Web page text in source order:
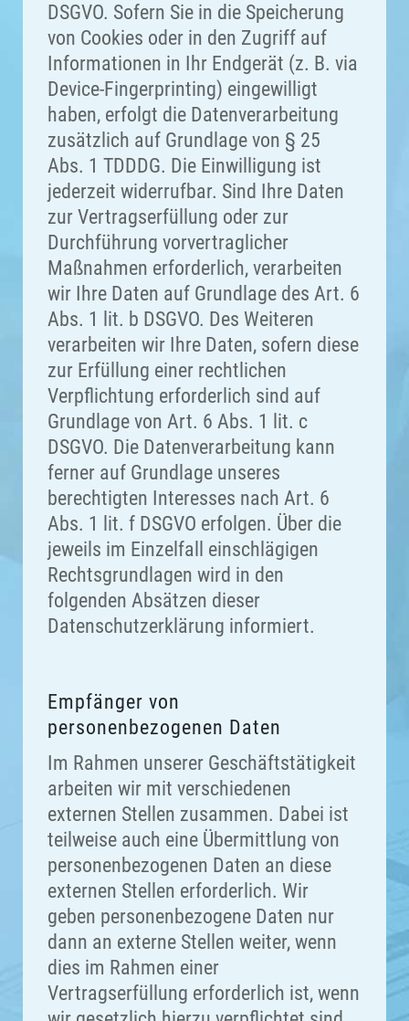
DSGVO. Sofern Sie in die Speicherung
von Cookies oder in den Zugriff auf
Informationen in Ihr Endgerät (z. B. via
Device-Fingerprinting) eingewilligt
haben, erfolgt die Datenverarbeitung
zusätzlich auf Grundlage von § 25
Abs. 1 TDDDG. Die Einwilligung ist
jederzeit widerrufbar. Sind Ihre Daten
zur Vertragserfüllung oder zur
Durchführung vorvertraglicher
Maßnahmen erforderlich, verarbeiten
wir Ihre Daten auf Grundlage des Art. 6
Abs. 1 lit. b DSGVO. Des Weiteren
verarbeiten wir Ihre Daten, sofern diese
zur Erfüllung einer rechtlichen
Verpflichtung erforderlich sind auf
Grundlage von Art. 6 Abs. 1 lit. c
DSGVO. Die Datenverarbeitung kann
ferner auf Grundlage unseres
berechtigten Interesses nach Art. 6
Abs. 1 lit. f DSGVO erfolgen. Über die
jeweils im Einzelfall einschlägigen
Rechtsgrundlagen wird in den
folgenden Absätzen dieser
Datenschutzerklärung informiert.
Empfänger von
personenbezogenen Daten
Im Rahmen unserer Geschäftstätigkeit
arbeiten wir mit verschiedenen
externen Stellen zusammen. Dabei ist
teilweise auch eine Übermittlung von
personenbezogenen Daten an diese
externen Stellen erforderlich. Wir
geben personenbezogene Daten nur
dann an externe Stellen weiter, wenn
dies im Rahmen einer
Vertragserfüllung erforderlich ist, wenn